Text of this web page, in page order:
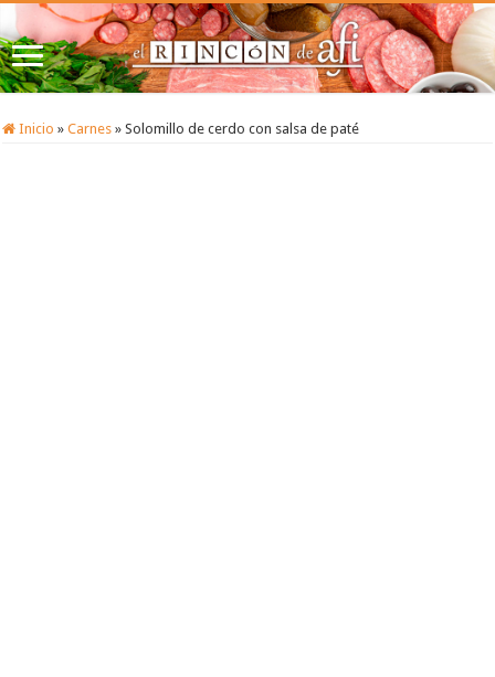
Inicio » Carnes » Solomillo de cerdo con salsa de paté